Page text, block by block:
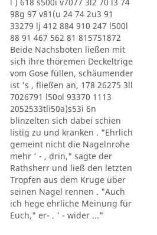
98g 97 v81(u 24 74 2u3 91
33279 lj 412 884 910 247 l500l
88 91 467 562 81 815751872
Beide Nachsboten ließen mit
sich ihre thöremen Deckeltrige
vom Gose füllen, schäumender
ist 's , fließen an, 178 26275 3ll
7026791 l50ol 93370 1113
2052533tli50a)s53i 6n
blinzelten sich dabei schien
listig zu und kranken . "Ehrlich
gemeint nicht die Nagelnrohe
mehr ' - , drin," sagte der
Rathsherr und ließ den letzten
Tropfen aus dem Kruge über
seinen Nagel rennen . "Auch
ich hege ehrliche Meinung für
Euch," er- . ' - wider ..."